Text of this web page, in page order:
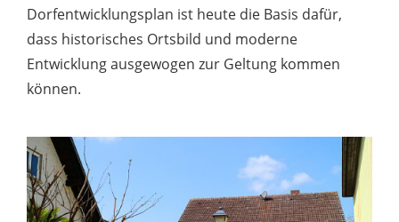
Dorfentwicklungsplan ist heute die Basis dafür,
dass historisches Ortsbild und moderne
Entwicklung ausgewogen zur Geltung kommen
können.